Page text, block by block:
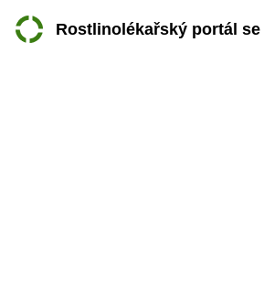
Rostlinolékařský portál se